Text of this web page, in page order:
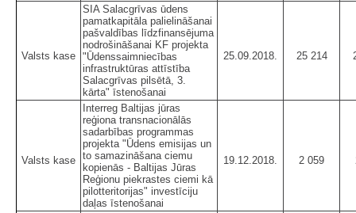
Valsts kase
SIA Salacgrīvas ūdens
pamatkapitāla palielināšanai
pašvaldības līdzfinansējuma
nodrošināšanai KF projekta
"Ūdenssaimniecības
infrastruktūras attīstība
Salacgrīvas pilsētā, 3.
kārta" īstenošanai
25.09.2018. 25 214
Valsts kase
Interreg Baltijas jūras
reģiona transnacionālās
sadarbības programmas
projekta "Ūdens emisijas un
to samazināšana ciemu
kopienās - Baltijas Jūras
Reģionu piekrastes ciemi kā
pilotteritorijas" investīciju
daļas īstenošanai
19.12.2018. 2 059